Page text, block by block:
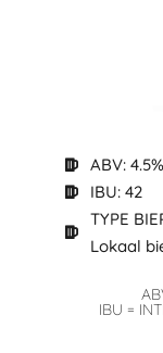
ABV: 4.5%
IBU: 42
TYPE
Lokaal
IBU =